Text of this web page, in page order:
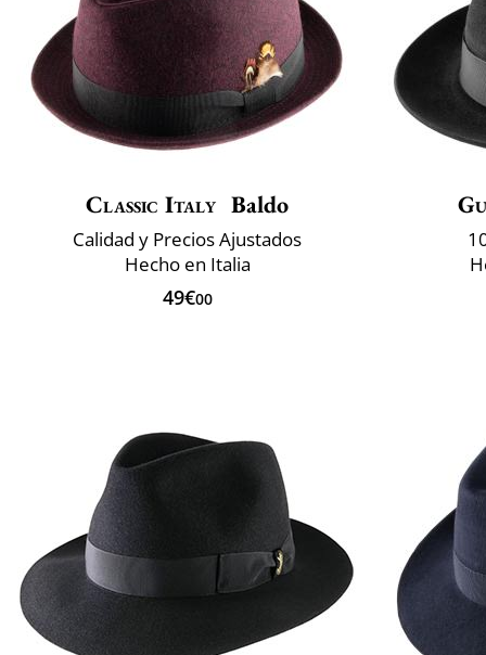
Classic Italy Baldo
Calidad y Precios Ajustados
Hecho en Italia
49€00